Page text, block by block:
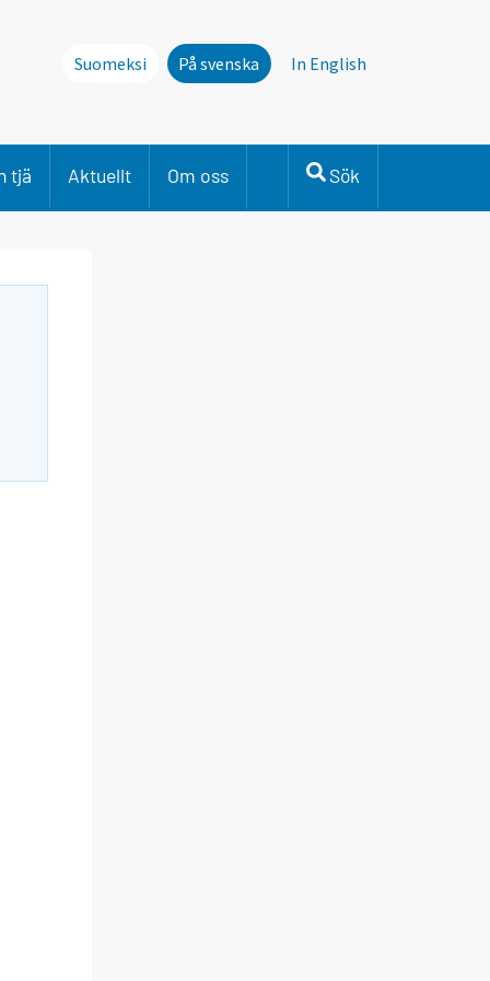
Suomeksi På svenska In English
tjä Aktuellt Om oss Sök